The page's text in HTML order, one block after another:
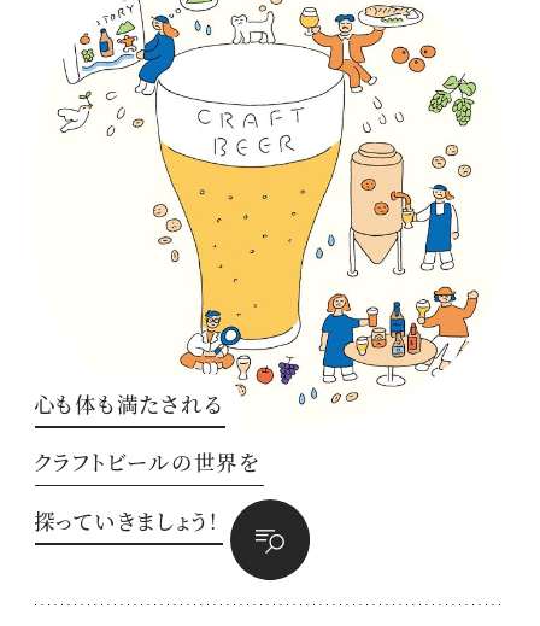
心も体も満たされる
クラフトビールの世界を
探っていきましょう！